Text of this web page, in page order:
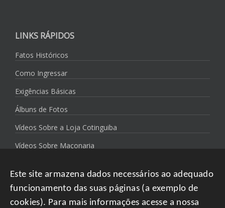
LINKS RÁPIDOS
Fatos Históricos
Como Ingressar
Exigências Básicas
Álbuns de Fotos
Vídeos Sobre a Loja Cotinguiba
Vídeos Sobre Maçonaria
Este site armazena dados necessários ao adequado
funcionamento das suas páginas (a exemplo de
cookies). Para mais informações acesse a nossa